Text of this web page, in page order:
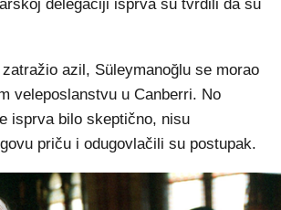
delegaciji isprva su tvrdili da su
azil, Süleymanoğlu se morao
veleposlanstvu u Canberri. No
isprva bilo skeptično, nisu
priču i odugovlačili su postupak.